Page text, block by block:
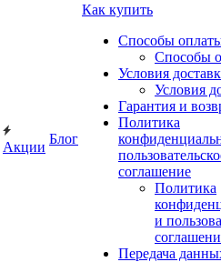
Акции
Блог
Как купить
Способы
Способы
Условия
Условия
Гарантия и
Политика
соглашение
Политика
и
Передача